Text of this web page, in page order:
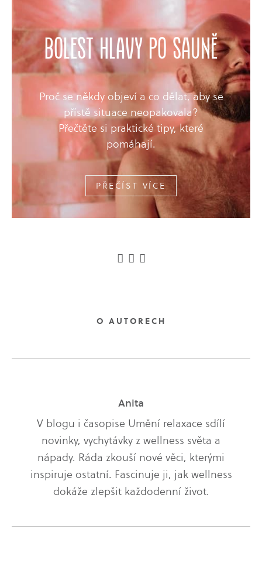
bolest hlavy po sauně
Proč se někdy objeví a co dělat, aby se
přístě situace neopakovala?
Přečtěte si praktické tipy, které
pomáhají.
PŘEČÍST VÍCE
O AUTORECH
Anita
V blogu i časopise Umění relaxace sdílí
novinky, vychytávky z wellness světa a
nápady. Ráda zkouší nové věci, kterými
inspiruje ostatní. Fascinuje ji, jak wellness
dokáže zlepšit každodenní život.